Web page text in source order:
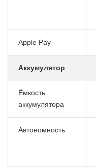
Apple Pay
Аккумулятор
Ёмкость
аккумулятора
Автономность